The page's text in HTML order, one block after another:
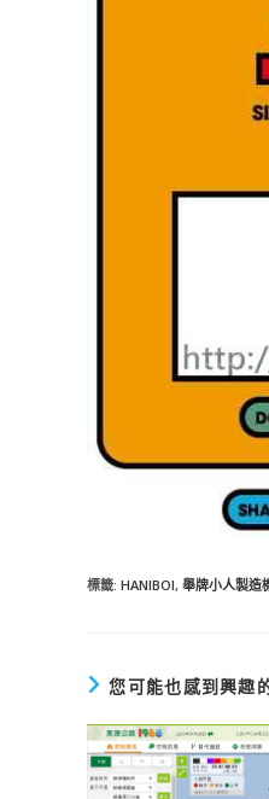
標籤: HANIBOI, 舉牌小人製造
您可能也感到興趣